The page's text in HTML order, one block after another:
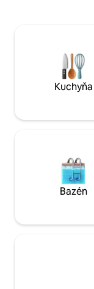
na pláži, rodinné
pobyt pri pobreží.
Kuchyňa
Bazén